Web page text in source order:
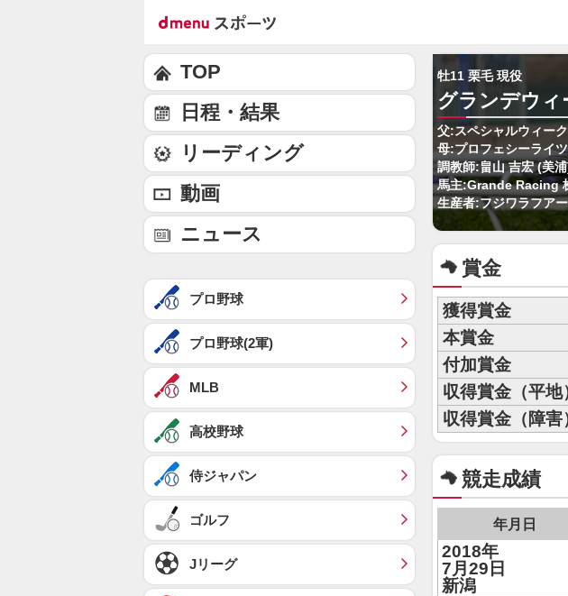
牡11 栗毛 現役
グランデウィ
父:スペシャルウィーク
母:プロフェシーライツ
調教師:畠山 吉宏 (美
馬主:Grande Racing
生産者:フジワラフア
賞金
獲得賞金
本賞金
付加賞金
収得賞金（平地
収得賞金（障害
競走成績
年月日
2018年
7月29日
新潟
TOP
日程・結果
リーディング
動画
ニュース
プロ野球
プロ野球(2軍)
MLB
高校野球
侍ジャパン
ゴルフ
Jリーグ